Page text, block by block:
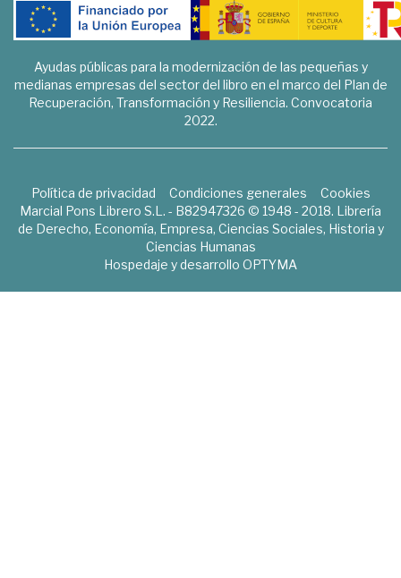
Ayudas públicas para la modernización de las pequeñas y
medianas empresas del sector del libro en el marco del Plan de
Recuperación, Transformación y Resiliencia. Convocatoria
2022.
Política de privacidad Condiciones generales
Cookies
Marcial Pons Librero S.L. - B82947326 © 1948 - 2018. Librería
de Derecho, Economía, Empresa, Ciencias Sociales, Historia y
Ciencias Humanas
Hospedaje y desarrollo OPTYMA